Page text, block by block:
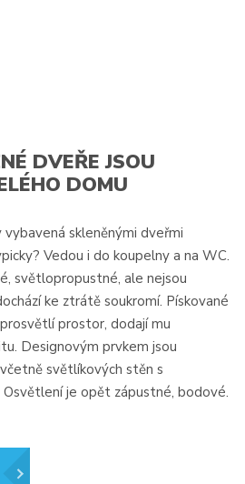
DVEŘE JSOU
DOMU
skleněnými dveřmi
Vedou i do koupelny a na WC.
světlopropustné, ale nejsou
ke ztrátě soukromí. Pískované
prostor, dodají mu
Designovým prvkem jsou
světlíkových stěn s
je opět zápustné, bodové.